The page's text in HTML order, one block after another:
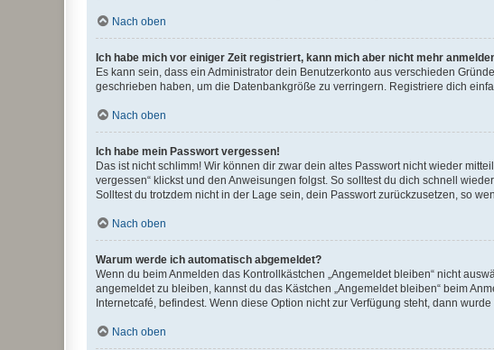
Nach oben
Ich habe mich vor einiger Zeit registriert, kann mich aber nicht mehr
Es kann sein, dass ein Administrator dein Benutzerkonto aus verschieden
geschrieben haben, um die Datenbankgröße zu verringern. Registriere dich
Nach oben
Ich habe mein Passwort vergessen!
Das ist nicht schlimm! Wir können dir zwar dein altes Passwort nicht wieder
vergessen“ klickst und den Anweisungen folgst. So solltest du dich schnell
Solltest du trotzdem nicht in der Lage sein, dein Passwort zurückzusetzen, so
Nach oben
Warum werde ich automatisch abgemeldet?
Wenn du beim Anmelden das Kontrollkästchen „Angemeldet bleiben“ nicht
angemeldet zu bleiben, kannst du das Kästchen „Angemeldet bleiben“ beim
Internetcafé, befindest. Wenn diese Option nicht zur Verfügung steht, dann
Nach oben